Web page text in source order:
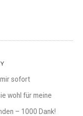
sofort
wohl für meine
– 1000 Dank!